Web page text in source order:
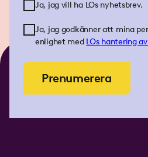
Ja, jag vill ha LOs nyhetsbrev.
Ja, jag godkänner att mina
enlighet med LOs hantering
Prenumerera